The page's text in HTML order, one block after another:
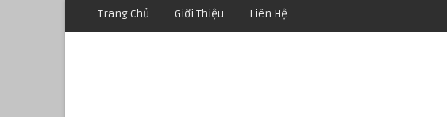
Trang Chủ Giới Thiệu Liên Hệ